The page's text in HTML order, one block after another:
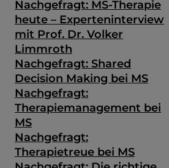
Nachgefragt: MS-Therapie
heute – Experteninterview
mit Prof. Dr. Volker
Limmroth
Nachgefragt: Shared
Decision Making bei MS
Nachgefragt:
Therapiemanagement bei
MS
Nachgefragt:
Therapietreue bei MS